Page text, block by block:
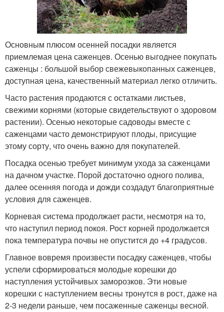
Основным плюсом осенней посадки является
приемлемая цена саженцев. Осенью выгоднее покупать
саженцы : большой выбор свежевыкопанных саженцев,
доступная цена, качественный материал легко отличить.
Часто растения продаются с остатками листьев,
свежими корнями (которые свидетельствуют о здоровом
растении). Осенью некоторые садоводы вместе с
саженцами часто демонстрируют плоды, присущие
этому сорту, что очень важно для покупателей.
Посадка осенью требует минимум ухода за саженцами
на дачном участке. Порой достаточно одного полива,
далее осенняя погода и дожди создадут благоприятные
условия для саженцев.
Корневая система продолжает расти, несмотря на то,
что наступил период покоя. Рост корней продолжается
пока температура почвы не опустится до +4 градусов.
Главное вовремя произвести посадку саженцев, чтобы
успели сформироваться молодые корешки до
наступления устойчивых заморозков. Эти новые
корешки с наступлением весны тронутся в рост, даже на
2-3 недели раньше, чем посаженные саженцы весной.